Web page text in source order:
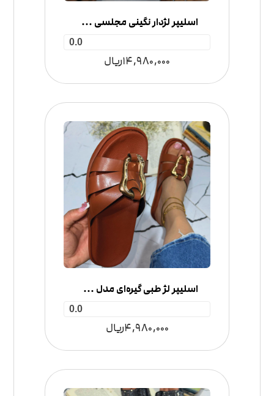
اسلیپر لژدار نگینی مجلسی مدل بلگاری
0.0
14,980,000ریال
اسلیپر لژ طبی گیره‌ای مدل 3 بند
0.0
4,980,000ریال